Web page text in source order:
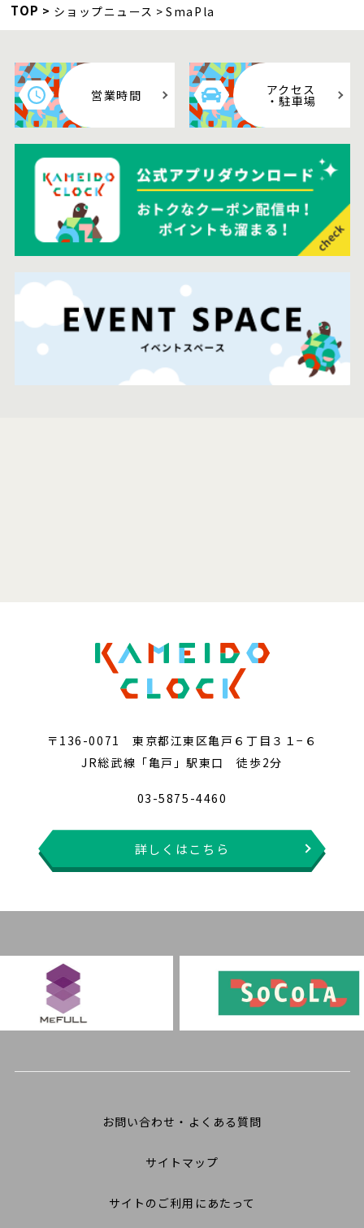
TOP ショップニュース SmaPla
営業時間 アクセス
・駐車場
〒136-0071 東京都江東区亀戸６丁目３１−６
JR総武線「亀戸」駅東口 徒歩2分
03-5875-4460
詳しくはこちら
お問い合わせ・よくある質問
サイトマップ
サイトのご利用にあたって